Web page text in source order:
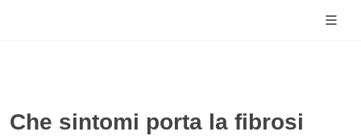
Che sintomi porta la fibrosi